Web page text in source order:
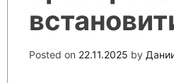
квартирі
Posted on 22.11.2025 by